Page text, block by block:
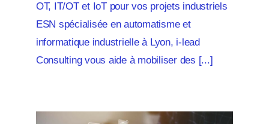
OT, IT/OT et IoT pour vos projets industriels
ESN spécialisée en automatisme et
informatique industrielle à Lyon, i-lead
Consulting vous aide à mobiliser des [...]